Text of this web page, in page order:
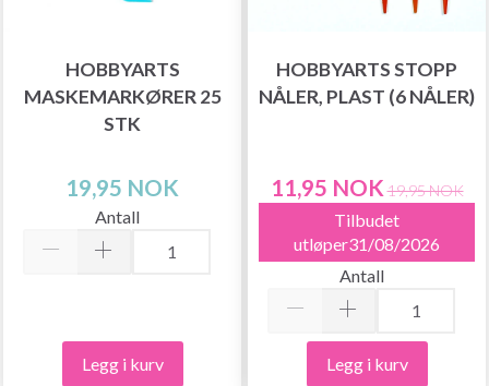
HOBBYARTS
MASKEMARKØRER 25
STK
19,95 NOK
Antall
Legg i kurv
HOBBYARTS STOPP
NÅLER, PLAST (6 NÅLER)
11,95 NOK 19,95 NOK
Tilbudet
utløper31/08/2026
Antall
Legg i kurv